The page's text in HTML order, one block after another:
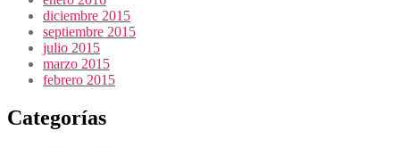
diciembre 2015
septiembre 2015
julio 2015
marzo 2015
febrero 2015
Categorías